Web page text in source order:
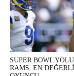
SUPER BOWL
RAMS: EN